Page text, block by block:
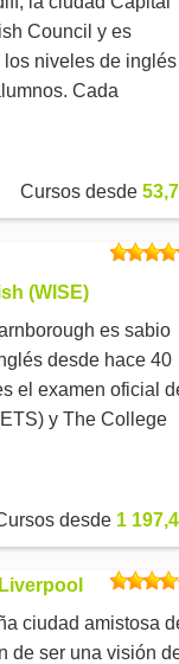
Council y es
niveles de
Cada
Cursos desde
(WISE)
es sabio
desde hace 40
el examen oficial
y The College
desde 1
ciudad amistosa
de ser una visión